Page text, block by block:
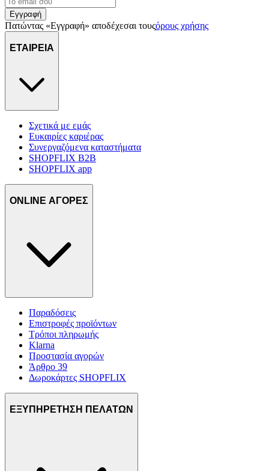
Εγγραφή
Πατώντας «Εγγραφή» αποδέχεσαι τουςόρους χρήσης
ΕΤΑΙΡΕΙΑ
Σχετικά με εμάς
Ευκαιρίες καριέρας
Συνεργαζόμενα καταστήματα
SHOPFLIX B2B
SHOPFLIX app
ONLINE ΑΓΟΡΕΣ
Παραδόσεις
Επιστροφές προϊόντων
Τρόποι πληρωμής
Klarna
Προστασία αγορών
Άρθρο 39
Δωροκάρτες SHOPFLIX
ΕΞΥΠΗΡΕΤΗΣΗ ΠΕΛΑΤΩΝ